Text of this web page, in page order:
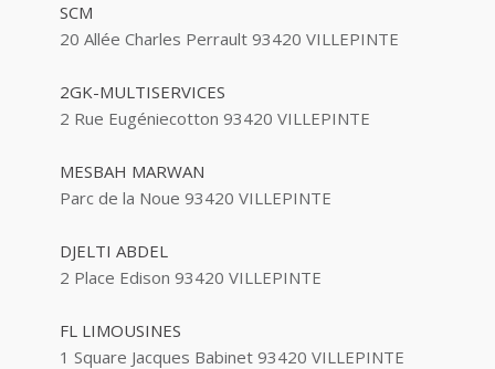
SCM
20 Allée Charles Perrault 93420 VILLEPINTE
2GK-MULTISERVICES
2 Rue Eugéniecotton 93420 VILLEPINTE
MESBAH MARWAN
Parc de la Noue 93420 VILLEPINTE
DJELTI ABDEL
2 Place Edison 93420 VILLEPINTE
FL LIMOUSINES
1 Square Jacques Babinet 93420 VILLEPINTE